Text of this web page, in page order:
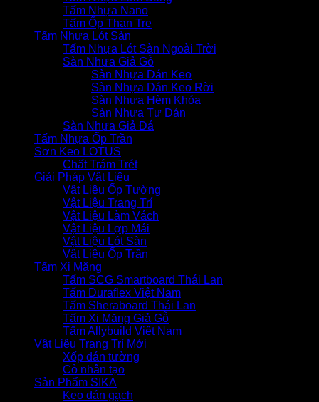
Tấm Nhựa Nano
Tấm Ốp Than Tre
Tấm Nhựa Lót Sàn
Tấm Nhựa Lót Sàn Ngoài Trời
Sàn Nhựa Giả Gỗ
Sàn Nhựa Dán Keo
Sàn Nhựa Dán Keo Rời
Sàn Nhựa Hèm Khóa
Sàn Nhựa Tự Dán
Sàn Nhựa Giả Đá
Tấm Nhựa Ốp Trần
Sơn Keo LOTUS
Chất Trám Trét
Giải Pháp Vật Liệu
Vật Liệu Ốp Tường
Vật Liệu Trang Trí
Vật Liệu Làm Vách
Vật Liệu Lợp Mái
Vật Liệu Lót Sàn
Vật Liệu Ốp Trần
Tấm Xi Măng
Tấm SCG Smartboard Thái Lan
Tấm Duraflex Việt Nam
Tấm Sheraboard Thái Lan
Tấm Xi Măng Giả Gỗ
Tấm Allybuild Việt Nam
Vật Liệu Trang Trí Mới
Xốp dán tường
Cỏ nhân tạo
Sản Phẩm SIKA
Keo dán gạch